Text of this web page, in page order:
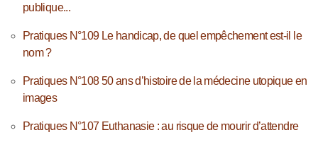
publique...
Pratiques N°109 Le handicap, de quel empêchement est-il le
nom ?
Pratiques N°108 50 ans d’histoire de la médecine utopique en
images
Pratiques N°107 Euthanasie : au risque de mourir d’attendre